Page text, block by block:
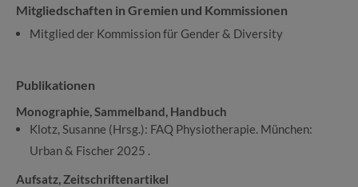
Mitgliedschaften in Gremien und Kommissionen
Mitglied der Kommission für Gender & Diversity
Publikationen
Monographie, Sammelband, Handbuch
Klotz, Susanne (Hrsg.): FAQ Physiotherapie. München:
Urban & Fischer 2025 .
Aufsatz, Zeitschriftenartikel